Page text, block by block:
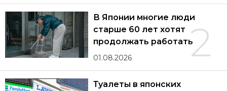
2
В Японии многие люди
старше 60 лет хотят
продолжать работать
01.08.2026
Туалеты в японских